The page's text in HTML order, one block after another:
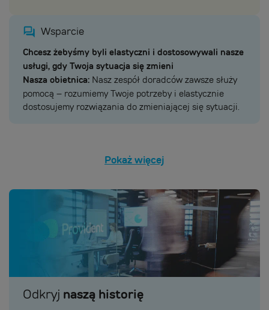
Wsparcie
Chcesz żebyśmy byli elastyczni i dostosowywali nasze
usługi, gdy Twoja sytuacja się zmieni
Nasza obietnica: Nasz zespół doradców zawsze służy
pomocą – rozumiemy Twoje potrzeby i elastycznie
dostosujemy rozwiązania do zmieniającej się sytuacji.
Pokaż więcej
Odkryj naszą historię